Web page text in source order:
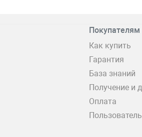
Покупателям
Как купить
Гарантия
База знаний
Получение и
Оплата